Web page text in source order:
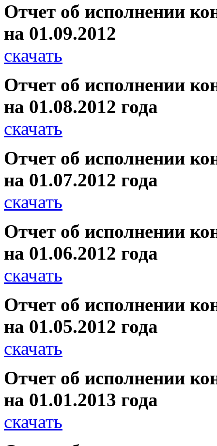
Отчет об исполнении
на 01.09.2012
скачать
Отчет об исполнении
на 01.08.2012 года
скачать
Отчет об исполнении
на 01.07.2012 года
скачать
Отчет об исполнении
на 01.06.2012 года
скачать
Отчет об исполнении
на 01.05.2012 года
скачать
Отчет об исполнении
на 01.01.2013 года
скачать